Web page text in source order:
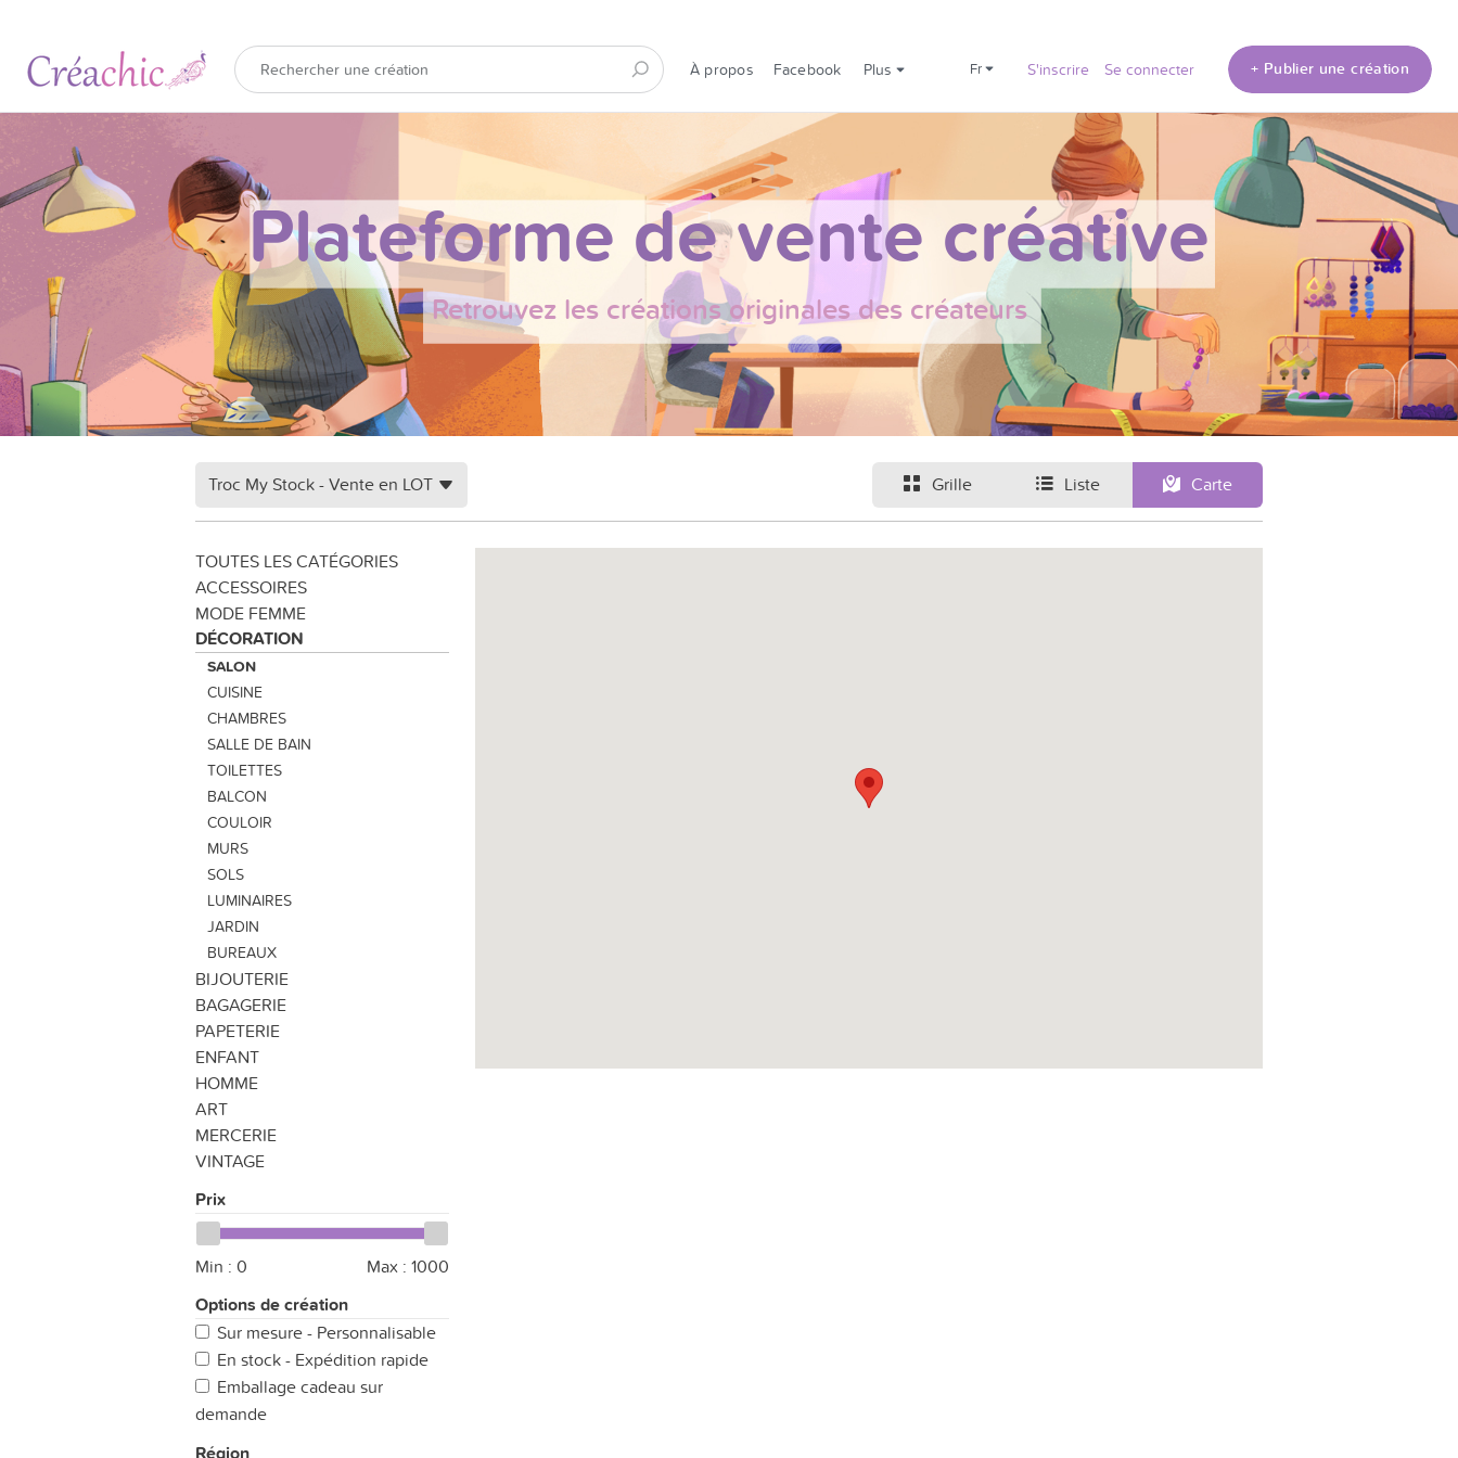
À propos Facebook Plus fr S'inscrire Se connecter + Publier une création
Plateforme de vente créative
Retrouvez les créations originales des créateurs
Grille Liste Carte
Troc My Stock - Vente en LOT
TOUTES LES CATÉGORIES
ACCESSOIRES
MODE FEMME
DÉCORATION
SALON
CUISINE
CHAMBRES
SALLE DE BAIN
TOILETTES
BALCON
COULOIR
MURS
SOLS
LUMINAIRES
JARDIN
BUREAUX
BIJOUTERIE
BAGAGERIE
PAPETERIE
ENFANT
HOMME
ART
MERCERIE
VINTAGE
Prix
Min : 0 Max : 1000
Options de création
Sur mesure - Personnalisable
En stock - Expédition rapide
Emballage cadeau sur
demande